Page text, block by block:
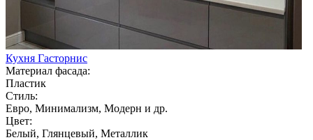
Кухня Гасторнис
Материал фасада:
Пластик
Стиль:
Евро, Минимализм, Модерн и др.
Цвет:
Белый, Глянцевый, Металлик